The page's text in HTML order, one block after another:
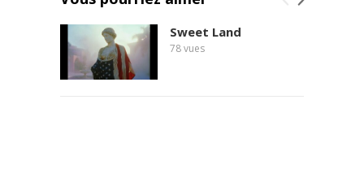
Sweet Land
78vues